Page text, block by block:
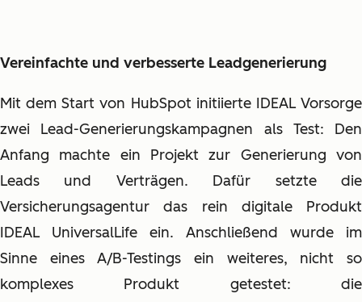
Vereinfachte und verbesserte Leadgenerierung
Mit dem Start von HubSpot initiierte IDEAL Vorsorge
zwei Lead-Generierungskampagnen als Test: Den
Anfang machte ein Projekt zur Generierung von
Leads und Verträgen. Dafür setzte die
Versicherungsagentur das rein digitale Produkt
IDEAL UniversalLife ein. Anschließend wurde im
Sinne eines A/B-Testings ein weiteres, nicht so
komplexes Produkt getestet: die